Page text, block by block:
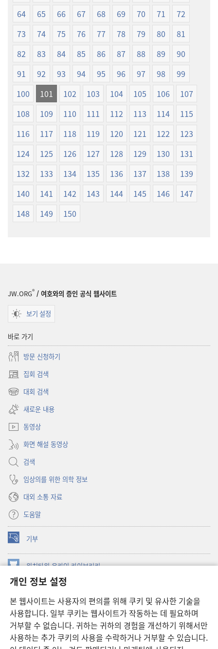
개인 정보 설정
본 웹사이트는 사용자의 편의를 위해 쿠키 및 유사한 기술을
사용합니다. 일부 쿠키는 웹사이트가 작동하는 데 필요하며
거부할 수 없습니다. 귀하는 귀하의 경험을 개선하기 위해서만
사용하는 추가 쿠키의 사용을 수락하거나 거부할 수 있습니다.
64
65 66 67 68 69 70 71
72
73
74 75 76 77 78 79 80
81
82
83 84 85 86 87 88 89
90
91
92 93 94 95 96 97 98
99
100
101 102 103 104 105 106
107
108
109 110 111 112 113 114
115
116
117 118 119 120 121 122
123
124
125 126 127 128 129 130
131
132
133 134 135 136 137 138
139
140
141 142 143 144 145 146
147
148
149 150
JW.ORG® / 여호와의 증인 공식 웹사이트
보기 설정
바로 가기
방문 신청하기
집회 검색
(새로운
창
대회 검색
(새로운
창
열기)
새로운 내용
동영상
화면 해설 동영상
검색
임상의를 위한 의학 정보
대외 소통 자료
도움말
기부
(새로운
창
열기) 워치타워 온라인 라이브러리
창
JW Hub ®
창
열기) JW 라이브러리
워치타워 라이브러리